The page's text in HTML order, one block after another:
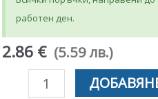
работен ден.
2.86 € (5.59 лв.)
количество